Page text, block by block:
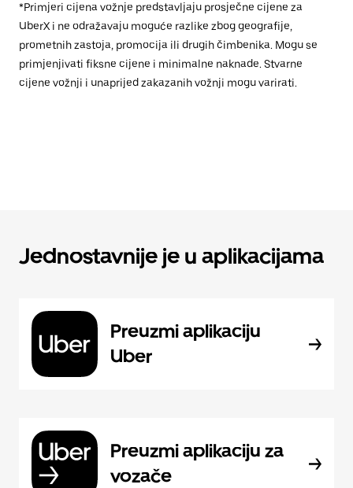
*Primjeri cijena vožnje predstavljaju prosječne cijene za
UberX i ne odražavaju moguće razlike zbog geografije,
prometnih zastoja, promocija ili drugih čimbenika. Mogu se
primjenjivati fiksne cijene i minimalne naknade. Stvarne
cijene vožnji i unaprijed zakazanih vožnji mogu varirati.
Jednostavnije je u aplikacijama
Preuzmi aplikaciju
Uber
Preuzmi aplikaciju za
vozače